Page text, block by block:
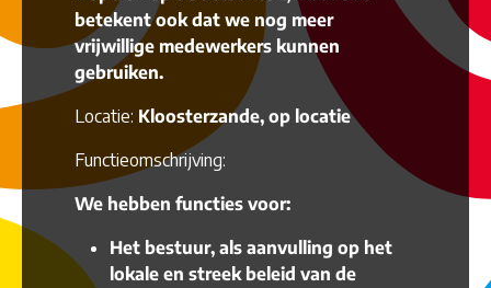
betekent ook dat we nog meer
vrijwillige medewerkers kunnen
gebruiken.
Locatie: Kloosterzande, op locatie
Functieomschrijving:
We hebben functies voor:
Het bestuur, als aanvulling op het
lokale en streek beleid van de